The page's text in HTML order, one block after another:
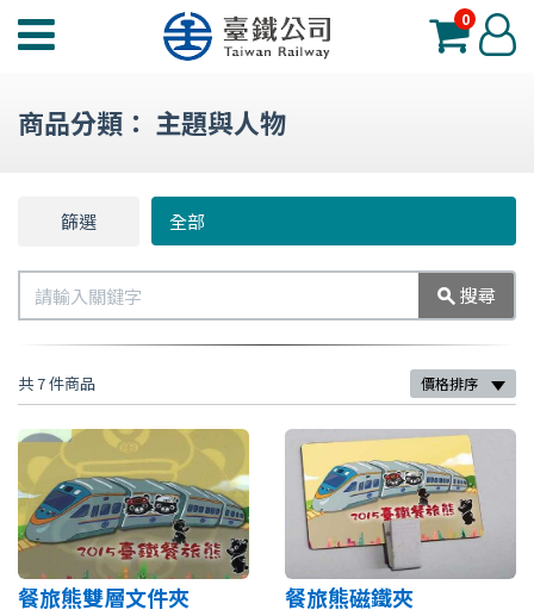
臺
工
選
單
0 登
入
商品分類： 主題與人物
篩選 全部
選
搜尋
共 7 件商品 價格排序
餐旅熊雙層文件夾
餐旅熊磁鐵夾